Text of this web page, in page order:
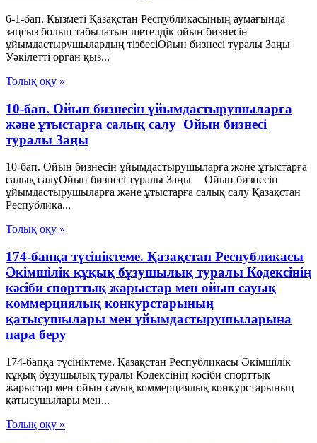
6-1-бап. Қызметі Қазақстан Республикасының аумағында
заңсыз болып табылатын шетелдік ойын бизнесін
ұйымдастырушылардың тізбесіОйын бизнесі туралы Заңы
Уәкілетті орган қыз...
Толық оқу »
10-бап. Ойын бизнесін ұйымдастырушыларға
және ұтыстарға салық салу Ойын бизнесі
туралы Заңы
10-бап. Ойын бизнесін ұйымдастырушыларға және ұтыстарға
салық салуОйын бизнесі туралы Заңы Ойын бизнесін
ұйымдастырушыларға және ұтыстарға салық салу Қазақстан
Республика...
Толық оқу »
174-бапқа түсініктеме. Қазақстан Республикасы
Әкімшілік құқық бұзушылық туралы Кодексінің
кәсіби спорттық жарыстар мен ойын сауық
коммерциялық конкурстарының
қатысушылары мен ұйымдастырушыларына
пара беру
174-бапқа түсініктеме. Қазақстан Республикасы Әкімшілік
құқық бұзушылық туралы Кодексінің кәсіби спорттық
жарыстар мен ойын сауық коммерциялық конкурстарының
қатысушылары мен...
Толық оқу »